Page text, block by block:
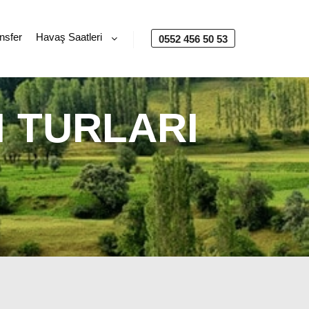
Havaş Saatleri 0552 456 50 53
TURLARI